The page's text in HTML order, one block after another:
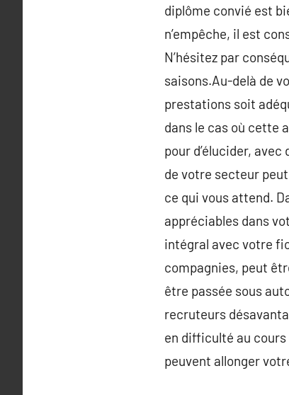
diplôme convié est
n’empêche, il est
N’hésitez par
saisons.Au-delà de
prestations soit
dans le cas où cette
pour d’élucider,
de votre secteur
ce qui vous attend.
appréciables dans
intégral avec votre
compagnies, peut
être passée sous
recruteurs
en difficulté au cours
peuvent allonger